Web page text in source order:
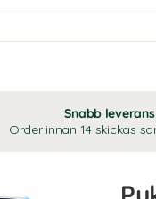
Snabb leverans
Order innan 14 skickas